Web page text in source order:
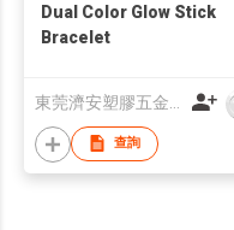
Dual Color Glow Stick
Bracelet
查詢